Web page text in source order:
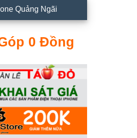
Quảng Ngãi
0 Đồng